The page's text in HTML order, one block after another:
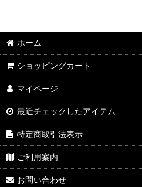
ホーム
ショッピングカート
マイページ
最近チェックしたアイテム
特定商取引法表示
ご利用案内
お問い合わせ